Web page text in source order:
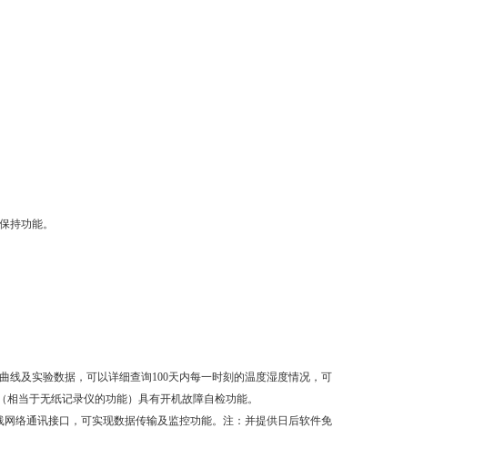
持功能。
线及实验数据，可以详细查询100天内每一时刻的温度湿度情况，可
当于无纸记录仪的功能）具有开机故障自检功能。
络通讯接口，可实现数据传输及监控功能。注：并提供日后软件免